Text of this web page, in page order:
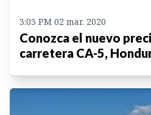
3:03 PM 02 mar. 2020
Conozca el nuevo
carretera CA-5,